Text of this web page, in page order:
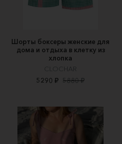
Шорты боксеры женские для
дома и отдыха в клетку из
хлопка
CLOCHAR
5290 ₽ 5880 ₽